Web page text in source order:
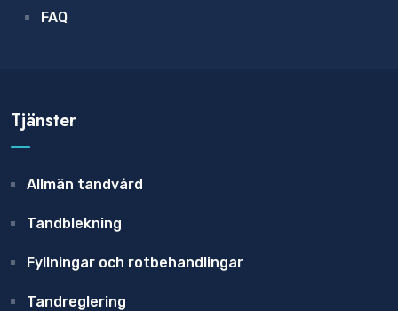
FAQ
Tjänster
Allmän tandvård
Tandblekning
Fyllningar och rotbehandlingar
Tandreglering